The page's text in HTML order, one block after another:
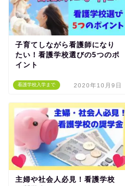
看護学校入学まで
子育てしながら看護師になり
たい！看護学校選びの5つのポ
イント
2020年10月9日
主婦や社会人必見！看護学校